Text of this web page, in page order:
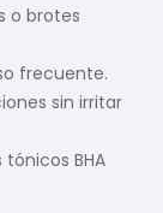
o brotes
frecuente.
sin irritar
BHA